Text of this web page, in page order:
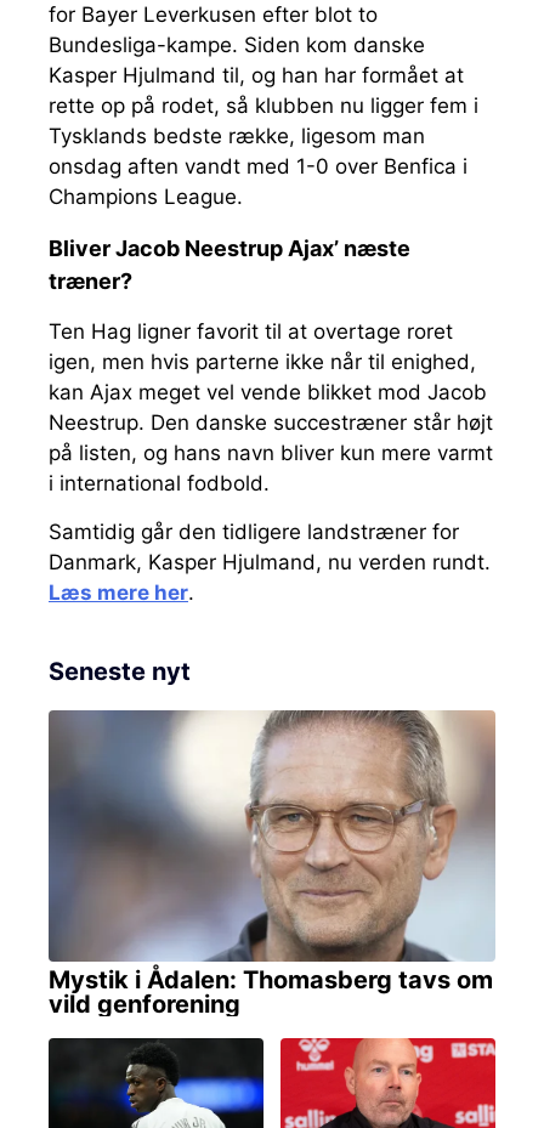
for Bayer Leverkusen efter blot to
Bundesliga-kampe. Siden kom danske
Kasper Hjulmand til, og han har formået at
rette op på rodet, så klubben nu ligger fem i
Tysklands bedste række, ligesom man
onsdag aften vandt med 1-0 over Benfica i
Champions League.
Bliver Jacob Neestrup Ajax’ næste
træner?
Ten Hag ligner favorit til at overtage roret
igen, men hvis parterne ikke når til enighed,
kan Ajax meget vel vende blikket mod Jacob
Neestrup. Den danske succestræner står højt
på listen, og hans navn bliver kun mere varmt
i international fodbold.
Samtidig går den tidligere landstræner for
Danmark, Kasper Hjulmand, nu verden rundt.
Læs mere her.
Seneste nyt